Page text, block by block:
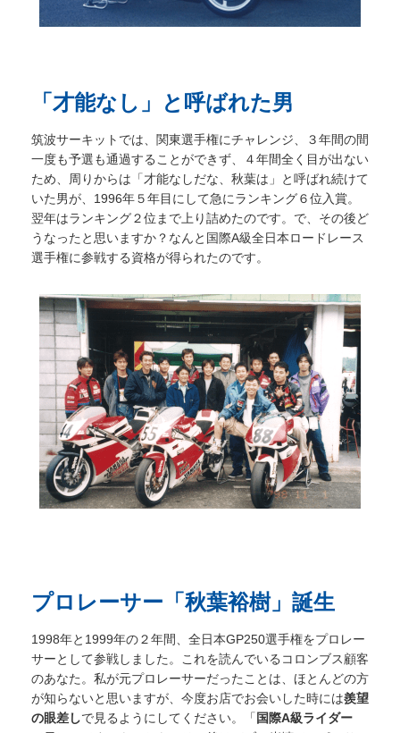
「才能なし」と呼ばれた男
筑波サーキットでは、関東選手権にチャレンジ、３年間の間
一度も予選も通過することができず、４年間全く目が出ない
ため、周りからは「才能なしだな、秋葉は」と呼ばれ続けて
いた男が、1996年５年目にして急にランキング６位入賞。
翌年はランキング２位まで上り詰めたのです。で、その後ど
うなったと思いますか？なんと国際A級全日本ロードレース
選手権に参戦する資格が得られたのです。
プロレーサー「秋葉裕樹」誕生
1998年と1999年の２年間、全日本GP250選手権をプロレー
サーとして参戦しました。これを読んでいるコロンブス顧客
のあなた。私が元プロレーサーだったことは、ほとんどの方
が知らないと思いますが、今度お店でお会いした時には羨望
の眼差しで見るようにしてください。「 国際A級ライダー